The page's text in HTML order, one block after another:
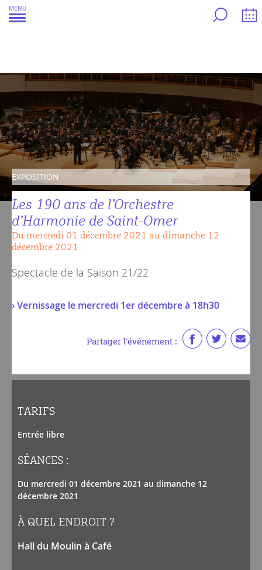
MENU
Aller
au
EXPOSITION
Les 190 ans de l’Orchestre
d’Harmonie de Saint-Omer
Du mercredi 01 décembre 2021 au dimanche 12
décembre 2021
Spectacle de la Saison 21/22
› Vernissage le mercredi 1er décembre à 18h30
Partager l'événement :
TARIFS
Entrée libre
SÉANCES :
Du mercredi 01 décembre 2021 au dimanche 12
décembre 2021
À QUEL ENDROIT ?
Hall du Moulin à Café